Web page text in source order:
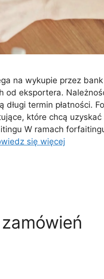
na wykupie przez
od eksportera.
termin płatności.
które chcą
W ramach
się więcej